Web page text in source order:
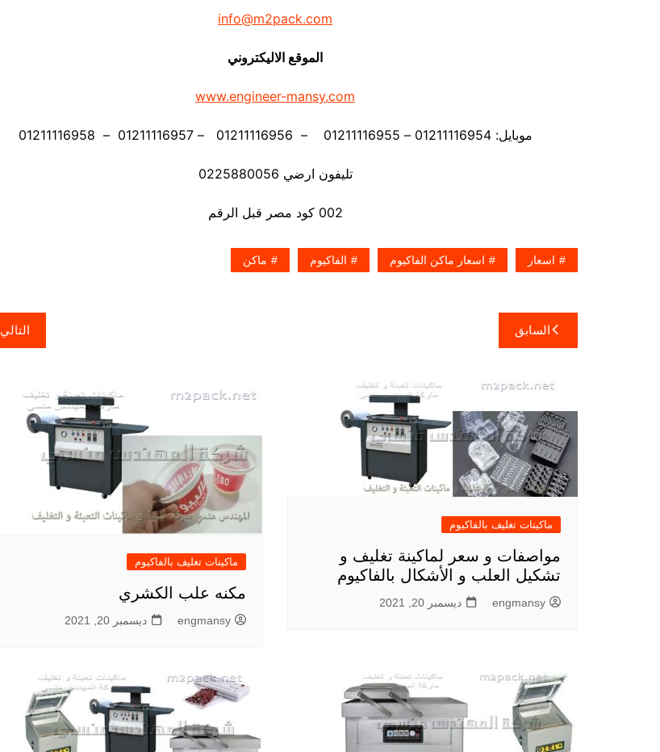
info@m2pack.com
الموقع الاليكتروني
www.engineer-mansy.com
موبايل: 01211116954 – 01211116955 – 01211116956 – 01211116957 – 01211116958
تليفون ارضي 0225880056
002 كود مصر قبل الرقم
اسعار اسعار ماكن الفاكيوم الفاكيوم ماكن
تصفّح
المقالات
السابق التالي
ماكينات تغليف بالفاكيوم
مواصفات و سعر لماكينة تغليف و
تشكيل العلب و الأشكال بالفاكيوم
engmansy ديسمبر 20, 2021
ماكينات تغليف بالفاكيوم
مكنه علب الكشري
engmansy ديسمبر 20, 2021